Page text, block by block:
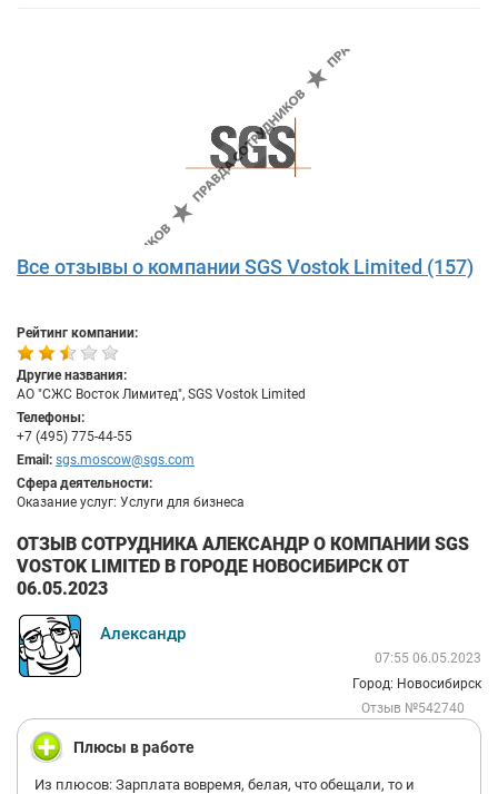
Все отзывы о компании SGS Vostok Limited (157)
Рейтинг компании:
Другие названия:
АО "СЖС Восток Лимитед", SGS Vostok Limited
Телефоны:
+7 (495) 775-44-55
Email: sgs.moscow@sgs.com
Сфера деятельности:
Оказание услуг: Услуги для бизнеса
ОТЗЫВ СОТРУДНИКА АЛЕКСАНДР О КОМПАНИИ SGS
VOSTOK LIMITED В ГОРОДЕ НОВОСИБИРСК ОТ
06.05.2023
Александр
07:55 06.05.2023
Город: Новосибирск
Отзыв №542740
Плюсы в работе
Из плюсов: Зарплата вовремя, белая, что обещали, то и